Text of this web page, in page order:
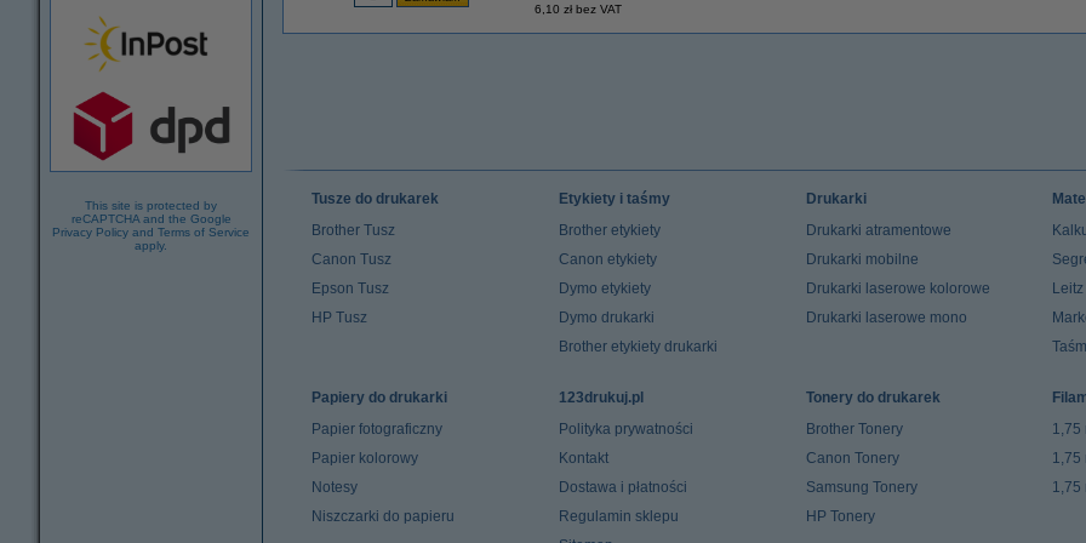
This site is protected by
reCAPTCHA and the Google
Privacy Policy and Terms of Service
apply.
6,10 zł bez VAT
Tusze do drukarek
Brother Tusz
Canon Tusz
Epson Tusz
HP Tusz
Etykiety i taśmy
Brother etykiety
Canon etykiety
Dymo etykiety
Dymo drukarki
Brother etykiety drukarki
Drukarki
Drukarki atramentowe
Drukarki mobilne
Drukarki laserowe kolorowe
Drukarki laserowe mono
Papiery do drukarki
Papier fotograficzny
Papier kolorowy
Notesy
Niszczarki do papieru
123drukuj.pl
Polityka prywatności
Kontakt
Dostawa i płatności
Regulamin sklepu
Tonery do drukarek
Brother Tonery
Canon Tonery
Samsung Tonery
HP Tonery
1,75
1,75
1,75